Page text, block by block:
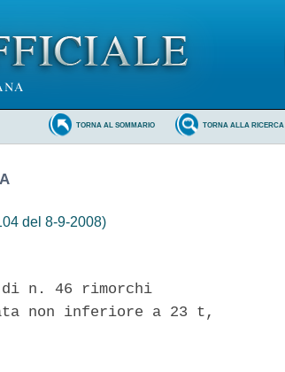
TORNA ALLA RICERCA
TORNA AL SOMMARIO
del 8-9-2008)
n. 46 rimorchi
non inferiore a 23 t,